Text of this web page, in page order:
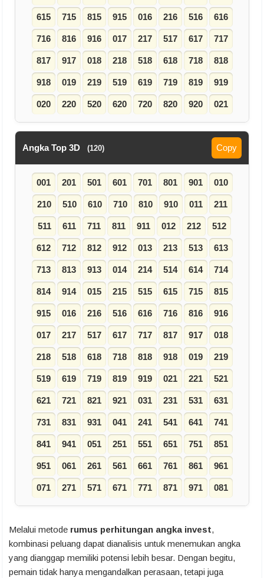
615 715 815 915 016 216 516 616
716 816 916 017 217 517 617 717
817 917 018 218 518 618 718 818
918 019 219 519 619 719 819 919
020 220 520 620 720 820 920 021
Angka Top 3D (120) Copy
001 201 501 601 701 801 901 010
210 510 610 710 810 910 011 211
511 611 711 811 911 012 212 512
612 712 812 912 013 213 513 613
713 813 913 014 214 514 614 714
814 914 015 215 515 615 715 815
915 016 216 516 616 716 816 916
017 217 517 617 717 817 917 018
218 518 618 718 818 918 019 219
519 619 719 819 919 021 221 521
621 721 821 921 031 231 531 631
731 831 931 041 241 541 641 741
841 941 051 251 551 651 751 851
951 061 261 561 661 761 861 961
071 271 571 671 771 871 971 081
Melalui metode rumus perhitungan angka invest,
kombinasi peluang dapat dianalisis untuk menemukan angka
yang dianggap memiliki potensi lebih besar. Dengan begitu,
pemain tidak hanya mengandalkan perasaan, tetapi juga